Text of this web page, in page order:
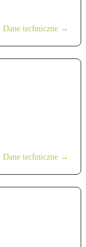
Dane techniczne →
Dane techniczne →